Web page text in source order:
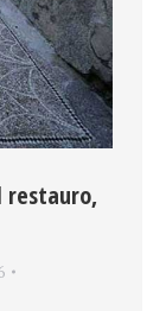
restauro,